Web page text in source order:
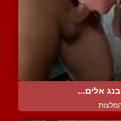
אלים...